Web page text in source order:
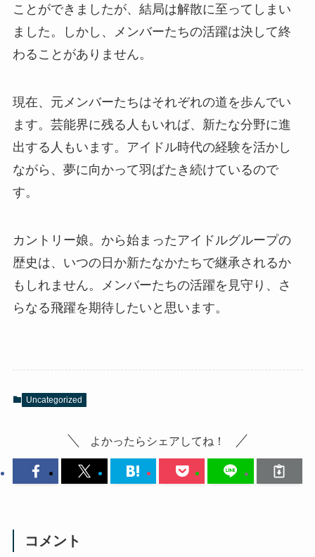
ことができましたが、結局は解散に至ってしまい
ました。しかし、メンバーたちの活躍は決して終
わることがありません。
現在、元メンバーたちはそれぞれの道を歩んでい
ます。芸能界に残る人もいれば、新たな分野に進
出する人もいます。アイドル時代の経験を活かし
ながら、夢に向かって羽ばたき続けているので
す。
カントリー娘。から始まったアイドルグループの
歴史は、いつの日か新たなかたちで継承されるか
もしれません。メンバーたちの活躍を見守り、さ
らなる飛躍を期待したいと思います。
Uncategorized
よかったらシェアしてね！
コメント